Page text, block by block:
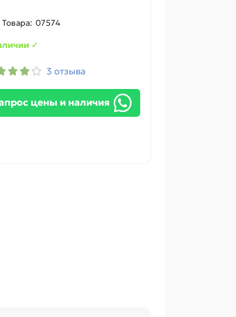
07574
✓
3 отзыва
цены и наличия